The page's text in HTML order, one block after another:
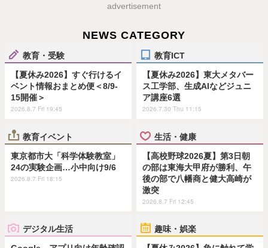
advertisement
NEWS CATEGORY
教育・受験
【夏休み2026】すぐ行けるイ
ベント情報おまとめ便＜8/9-
15開催＞
2026.8.7 Fri 19:45
教育ICT
【夏休み2026】東大メタバー
ス工学部、生成AIなどジュニ
ア講座6選
2026.7.30 Thu 11:15
教育イベント
東京都市大「科学体験教室」
24の実験企画…小中向け9/6
2026.8.7 Fri 18:15
生活・健康
【高校野球2026夏】第3日朝
の部は東海大甲府が勝利、午
後の部で八幡商と健大高崎が
激突
2026.8.7 Fri 12:45
デジタル生活 趣味・娯楽